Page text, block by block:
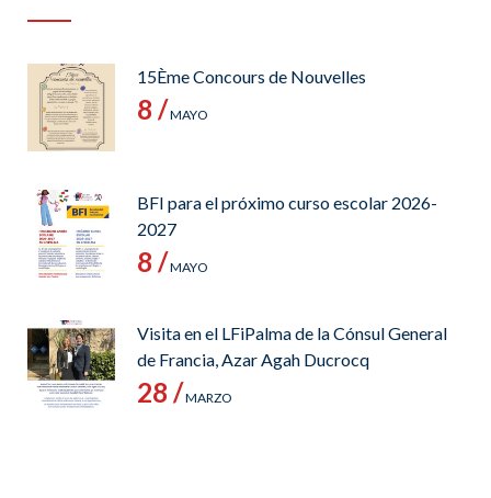
15Ème Concours de Nouvelles
8 /MAYO
BFI para el próximo curso escolar 2026-
2027
8 /MAYO
Visita en el LFiPalma de la Cónsul General
de Francia, Azar Agah Ducrocq
28 /MARZO